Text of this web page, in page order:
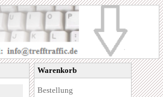
Warenkorb
Bestellung